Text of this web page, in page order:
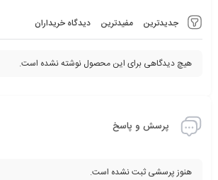
جدیدترین مفیدترین دیدگاه خریداران
هیچ دیدگاهی برای این محصول نوشته نشده است.
پرسش و پاسخ
هنوز پرسشی ثبت نشده است.